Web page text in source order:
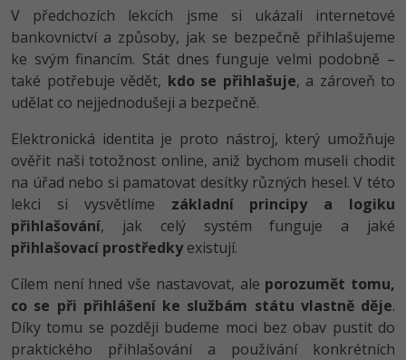
SQL a databáze
Testování a verzování
UML a návrhové vzory
React
Spring
ASP.NET MVC
Best practices
JavaScript
Python
HTML / CSS
UML a návrhové vzory
MySQL/MariaDB
MS-SQL
C# Game developer
Webdesigner
Tester
Systémový administrátor
Grafik / UX/UI návrhář
3D grafik
Projektový manažer
Databázový analytik
PHP -80%
C++ -80%
-80%
Kotlin -80%
C -80%
VB.NET
SQL
Návrh SW -80%
WordPress
SEO -30%
Business
Kryptoměny -25%
Copywriting -30%
MS Office -80%
Google Dokumenty
V předchozích lekcích jsme si ukázali internetové
bankovnictví a způsoby, jak se bezpečně přihlašujeme
ke svým financím. Stát dnes funguje velmi podobně –
také potřebuje vědět, kdo se přihlašuje, a zároveň to
udělat co nejjednodušeji a bezpečně.
Elektronická identita je proto nástroj, který umožňuje
ověřit naši totožnost online, aniž bychom museli chodit
na úřad nebo si pamatovat desítky různých hesel. V této
lekci si vysvětlíme základní principy a logiku
přihlašování, jak celý systém funguje a jaké
přihlašovací prostředkyexistují.
Cílem není hned vše nastavovat, ale porozumět tomu,
co se při přihlášení ke službám státu vlastně děje.
Díky tomu se později budeme moci bez obav pustit do
praktického přihlašování a používání konkrétních